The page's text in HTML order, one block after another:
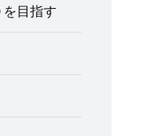
目指す